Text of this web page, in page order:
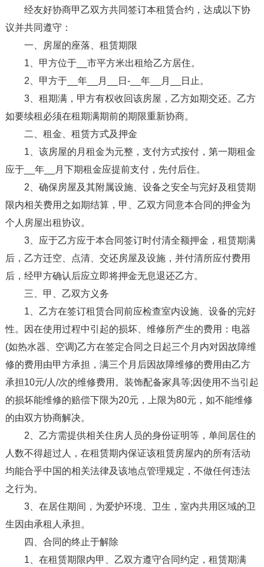
经友好协商甲乙双方共同签订本租赁合约，达成以下协
议并共同遵守：
一、房屋的座落、租赁期限
1、甲方位于__市平方米出租给乙方居住。
2、甲方于__年__月__日-__年__月__日止。
3、租期满，甲方有权收回该房屋，乙方如期交还。乙方
如要续租必须在租期满期前的期限重新协商。
二、租金、租赁方式及押金
1、该房屋的月租金为元整，支付方式按付，第一期租金
应于__年__月下期租金应提前支付，先付后住。
2、确保房屋及其附属设施、设备之安全与完好及租赁期
限内相关费用之如期结算，甲、乙双方同意本合同的押金为
个人房屋出租协议。
3、应于乙方应于本合同签订时付清全额押金，租赁期满
后，乙方迁空、点清、交还房屋及设施，并付清所应付费用
后，经甲方确认后应立即将押金无息退还乙方。
三、甲、乙双方义务
1、乙方在签订租赁合同前应检查室内设施、设备的完好
性。因在使用过程中引起的损坏、维修所产生的费用：电器
(如热水器、空调)乙方在签定合同之日起三个月内对因故障维
修的费用由甲方承担，满三个月后因故障维修的费用由乙方
承担10元/人/次的维修费用。装饰配备家具等;因使用不当引起
的损坏能维修的赔偿下限为20元，上限为80元，如不能维修
的由双方协商解决。
2、乙方需提供相关住房人员的身份证明等，单间居住的
人数不得超过人，在租赁期内保证该租赁房屋内的所有活动
均能合乎中国的相关法律及该地点管理规定，不做任何违法
之行为。
3、在居住期间，为爱护环境、卫生，室内共用区域的卫
生因由承租人承担。
四、合同的终止于解除
1、在租赁期限内甲、乙双方遵守合同约定，租赁期满